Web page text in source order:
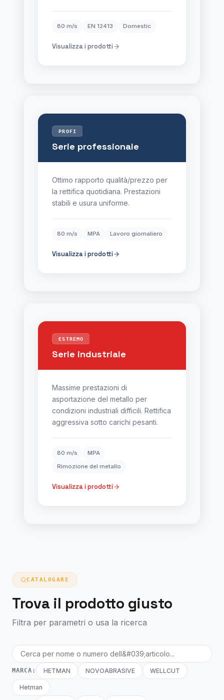
80 m/s EN 12413 Domestic
Visualizza i prodotti
PROFI
Serie professionale
Ottimo rapporto qualità/prezzo per
la rettifica quotidiana. Prestazioni
stabili e usura uniforme.
80 m/s MPA Lavoro giornaliero
Visualizza i prodotti
ESTREMO
Serie industriale
Massime prestazioni di
asportazione del metallo per
condizioni industriali difficili. Rettifica
aggressiva sotto carichi pesanti.
80 m/s
MPA
Rimozione del metallo
Visualizza i prodotti
CATALOGARE
Trova il prodotto giusto
Filtra per parametri o usa la ricerca
MARCA: HETMAN NOVOABRASIVE WELLCUT
Hetman